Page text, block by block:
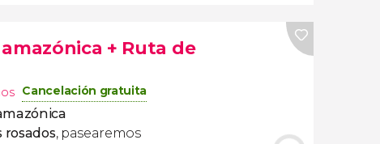
+ Ruta de
Cancelación gratuita
rosados, pasearemos